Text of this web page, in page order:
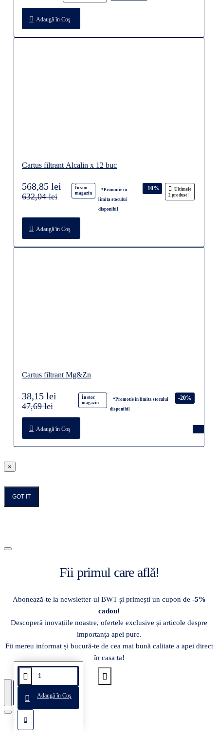
Adaugă în Coş
Adaugă în Coş
Cartus filtrant Alcalin x 12 buc
Ultimele
2 produse!
În stoc
magazin
*Promotie in
limita stocului
disponibil
-10%
568,85 lei
632,04 lei
Adaugă în Coş
Cartus filtrant Mg&Zn
În stoc
magazin
*Promotie in limita stocului
disponibil
-20%
38,15 lei
47,69 lei
Adaugă în Coş
×
GOT IT
Fii primul care află!
Abonează-te la newsletter-ul BWT și primești un cupon de -5%
cadou!
Descoperă inovațiile noastre, ofertele exclusive și articole despre
importanța apei pure.
Fii mereu informat și bucură-te de cea mai bună calitate a apei direct
în casa ta!
MĂ ABONEZ